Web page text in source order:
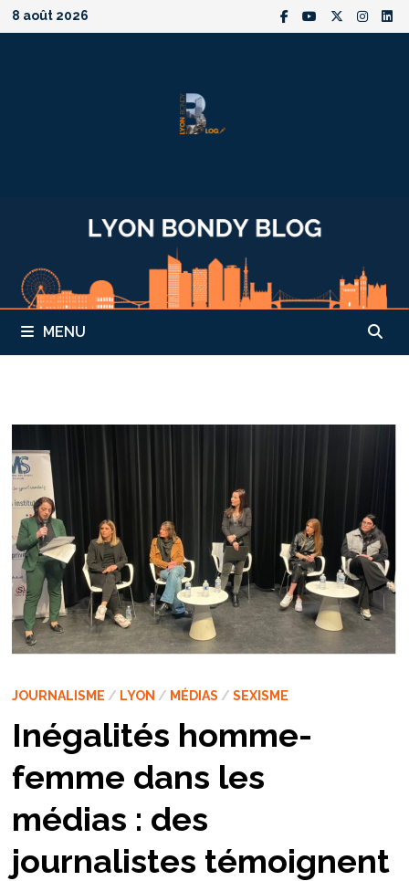
Passer
au
8 août 2026
MENU
JOURNALISME / LYON / MÉDIAS / SEXISME
Inégalités homme-
femme dans les
médias : des
journalistes témoignent